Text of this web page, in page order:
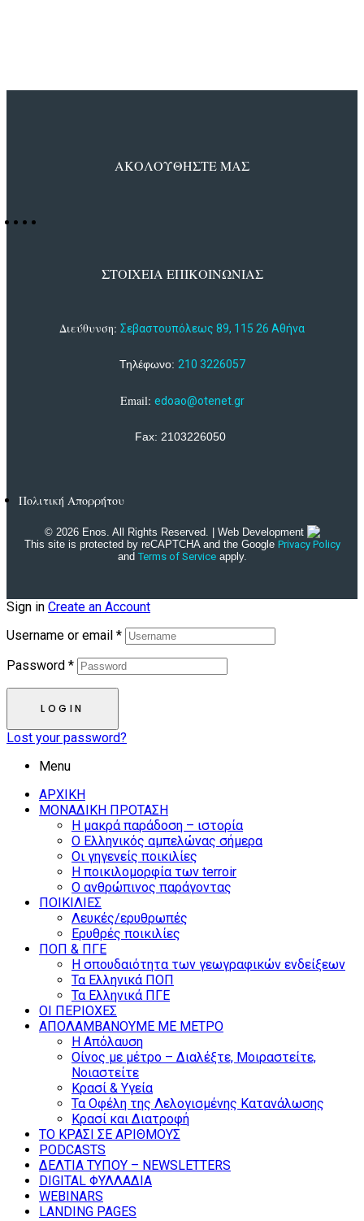
ΑΚΟΛΟΥΘΗΣΤΕ ΜΑΣ
ΣΤΟΙΧΕΙΑ ΕΠΙΚΟΙΝΩΝΙΑΣ
Διεύθυνση: Σεβαστουπόλεως 89, 115 26 Αθήνα
Τηλέφωνο: 210 3226057
Email: edoao@otenet.gr
Fax: 2103226050
Πολιτική Απορρήτου
© 2026 Enos. All Rights Reserved. | Web Development
This site is protected by reCAPTCHA and the Google Privacy Policy
and Terms of Serviceapply.
Sign in Create an Account
Username or email *
Password *
LOGIN
Lost your password?
Menu
ΑΡΧΙΚΗ
ΜΟΝΑΔΙΚΗ ΠΡΟΤΑΣΗ
Η μακρά παράδοση – ιστορία
Ο Ελληνικός αμπελώνας σήμερα
Οι γηγενείς ποικιλίες
Η ποικιλομορφία των terroir
O ανθρώπινος παράγοντας
ΠΟΙΚΙΛΙΕΣ
Λευκές/ερυθρωπές
Ερυθρές ποικιλίες
ΠΟΠ & ΠΓΕ
Η σπουδαιότητα των γεωγραφικών ενδείξεων
Τα Ελληνικά ΠΟΠ
Τα Ελληνικά ΠΓΕ
ΟΙ ΠΕΡΙΟΧΕΣ
ΑΠΟΛΑΜΒΑΝΟΥΜΕ ΜΕ ΜΕΤΡΟ
Η Απόλαυση
Οίνος με μέτρο – Διαλέξτε, Μοιραστείτε,
Νοιαστείτε
Κρασί & Υγεία
Τα Οφέλη της Λελογισμένης Κατανάλωσης
Κρασί και Διατροφή
ΤΟ ΚΡΑΣΙ ΣΕ ΑΡΙΘΜΟΥΣ
PODCASTS
ΔΕΛΤΙΑ ΤΥΠΟΥ – NEWSLETTERS
DIGITAL ΦΥΛΛΑΔΙΑ
WEBINARS
LANDING PAGES